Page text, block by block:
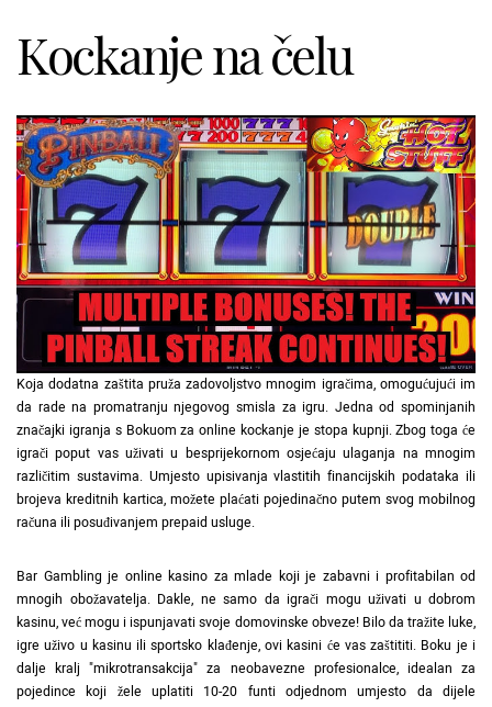
Kockanje na čelu
Koja dodatna zaštita pruža zadovoljstvo mnogim igračima, omogućujući im
da rade na promatranju njegovog smisla za igru. Jedna od spominjanih
značajki igranja s Bokuom za online kockanje je stopa kupnji. Zbog toga će
igrači poput vas uživati ​​u besprijekornom osjećaju ulaganja na mnogim
različitim sustavima. Umjesto upisivanja vlastitih financijskih podataka ili
brojeva kreditnih kartica, možete plaćati pojedinačno putem svog mobilnog
računa ili posuđivanjem prepaid usluge.
Bar Gambling je online kasino za mlade koji je zabavni i profitabilan od
mnogih obožavatelja. Dakle, ne samo da igrači mogu uživati ​​u dobrom
kasinu, već mogu i ispunjavati svoje domovinske obveze! Bilo da tražite luke,
igre uživo u kasinu ili sportsko klađenje, ovi kasini će vas zaštititi. Boku je i
dalje kralj "mikrotransakcija" za neobavezne profesionalce, idealan za
pojedince koji žele uplatiti 10-20 funti odjednom umjesto da dijele